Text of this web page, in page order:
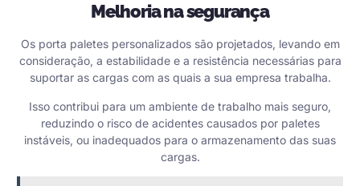
Melhoria na segurança
Os porta paletes personalizados são projetados, levando em
consideração, a estabilidade e a resistência necessárias para
suportar as cargas com as quais a sua empresa trabalha.
Isso contribui para um ambiente de trabalho mais seguro,
reduzindo o risco de acidentes causados por paletes
instáveis, ou inadequados para o armazenamento das suas
cargas.